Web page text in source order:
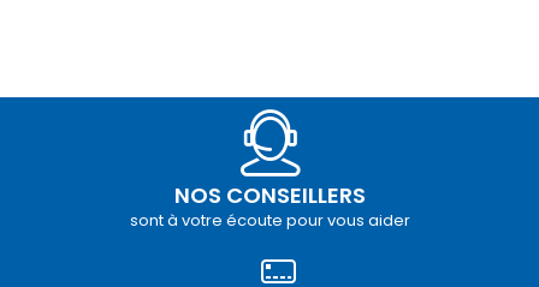
NOS CONSEILLERS
sont à votre écoute pour vous aider